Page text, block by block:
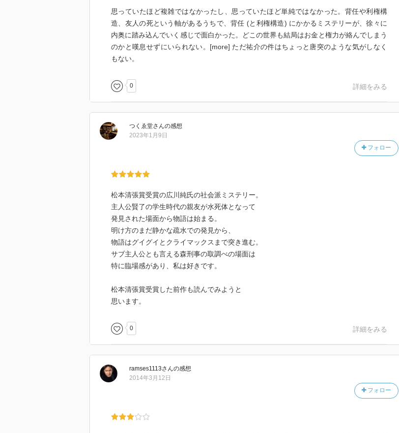
思っていたほど複雑ではなかったし、思っていたほど単純ではなかった。背任や利権構
造、友人の死という軸があるうちで、背任 (と利権構造) にかかるミステリーが、徐々に
内奥に踏み込んでいく感じで面白かった。どこの世界も結局はお金と権力が絡んでしまう
のかと嘆息せずにいられない。[more] ただ祐介の件はちょっと唐突のような気がしなく
もない。
0 詳細をみる
つくゑ堂さんの感想
フォロー
2023年1月9日
松本清張賞受賞の広川純氏の社会派ミステリー。
主人公賢了の学生時代の親友が水死体となって
発見された場面から物語は始まる。
明け方のまだ静かな疏水での発見から、
物語はグイグイとクライマックスまで突き進む。
サブ主人公とも言える森刑事の取調べの場面は
特に臨場感があり、私は好きです。
松本清張賞受賞した前作も読んでみようと
思います。
0 詳細をみる
ramses1113さんの感想
フォロー
2014年3月12日